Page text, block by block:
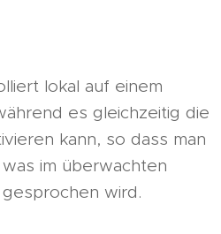
lokal auf einem
es gleichzeitig die
kann, so dass man
im überwachten
wird.